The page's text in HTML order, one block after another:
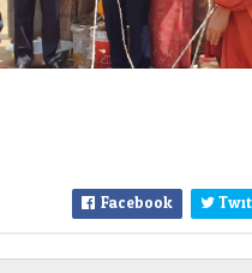
Facebook